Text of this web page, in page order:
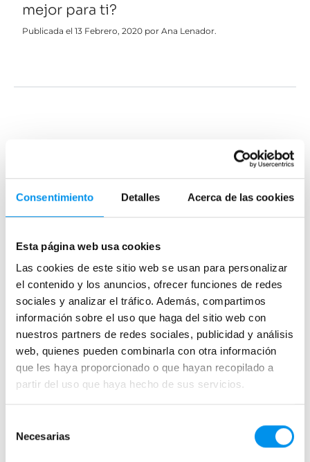
Consentimiento Detalles Acerca de las cookies
Esta página web usa cookies
Las cookies de este sitio web se usan para personalizar
el contenido y los anuncios, ofrecer funciones de redes
sociales y analizar el tráfico. Además, compartimos
información sobre el uso que haga del sitio web con
nuestros partners de redes sociales, publicidad y análisis
web, quienes pueden combinarla con otra información
que les haya proporcionado o que hayan recopilado a
partir del uso que haya hecho de sus servicios.
Necesarias
mejor para ti?
Publicada el 13 Febrero, 2020 por Ana Lenador.
Bañeras en esquina
Hojas o biombos de bañera
Plegables
Mamparas de ducha
Frontales
Mamparas cuadradas
Mamparas rectangulares